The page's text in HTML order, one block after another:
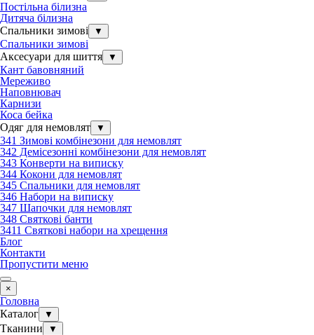
Постільна білизна
Дитяча білизна
Спальники зимові
▼
Спальники зимові
Аксесуари для шиття
▼
Кант бавовняний
Мереживо
Наповнювач
Карнизи
Коса бейка
Одяг для немовлят
▼
341 Зимові комбінезони для немовлят
342 Демісезонні комбінезони для немовлят
343 Конверти на виписку
344 Кокони для немовлят
345 Спальники для немовлят
346 Набори на виписку
347 Шапочки для немовлят
348 Святкові банти
3411 Святкові набори на хрещення
Блог
Контакти
Пропустити меню
×
Головна
Каталог
▼
Тканини ▼